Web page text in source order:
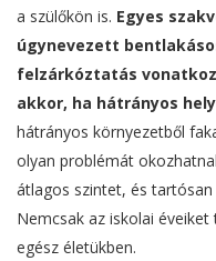
a szülőkön is. Egyes
úgynevezett
felzárkóztatás
akkor, ha hátrányos
hátrányos környezetből
olyan problémát
átlagos szintet, és
Nemcsak az iskolai
egész életükben.